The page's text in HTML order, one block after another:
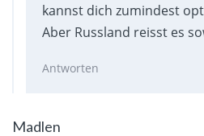
kannst dich zumindest
Aber Russland reisst es
Antworten
Madlen